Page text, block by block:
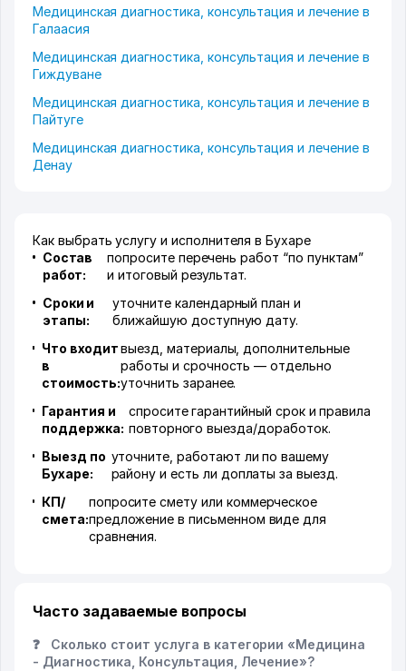
Медицинская диагностика, консультация и лечение в
Галаасия
Медицинская диагностика, консультация и лечение в
Гиждуване
Медицинская диагностика, консультация и лечение в
Пайтуге
Медицинская диагностика, консультация и лечение в
Денау
Как выбрать услугу и исполнителя в Бухаре
Состав
работ:
попросите перечень работ “по пунктам”
и итоговый результат.
Сроки и
этапы:
уточните календарный план и
ближайшую доступную дату.
Что входит
в
стоимость:
выезд, материалы, дополнительные
работы и срочность — отдельно
уточнить заранее.
Гарантия и
поддержка:
спросите гарантийный срок и правила
повторного выезда/доработок.
Выезд по
Бухаре:
уточните, работают ли по вашему
району и есть ли доплаты за выезд.
КП/
смета:
попросите смету или коммерческое
предложение в письменном виде для
сравнения.
Часто задаваемые вопросы
❓
Сколько стоит услуга в категории «Медицина
- Диагностика, Консультация, Лечение»?